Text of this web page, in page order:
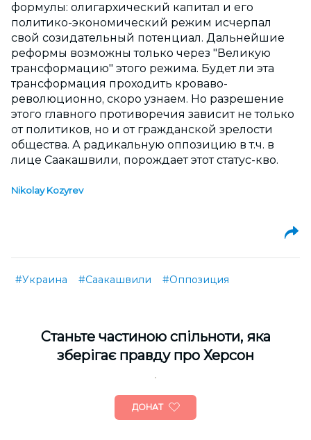
формулы: олигархический капитал и его
политико-экономический режим исчерпал
свой созидательный потенциал. Дальнейшие
реформы возможны только через "Великую
трансформацию" этого режима. Будет ли эта
трансформация проходить кроваво-
революционно, скоро узнаем. Но разрешение
этого главного противоречия зависит не только
от политиков, но и от гражданской зрелости
общества. А радикальную оппозицию в т.ч. в
лице Саакашвили, порождает этот статус-кво.
Nikolay Kozyrev
#Украина #Саакашвили #Оппозиция
Cтаньте частиною спільноти, яка
зберігає правду про Херсон
ДОНАТ